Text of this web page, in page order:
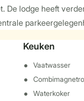
De lodge heeft
Keuken
Vaatwasser
Waterkoker